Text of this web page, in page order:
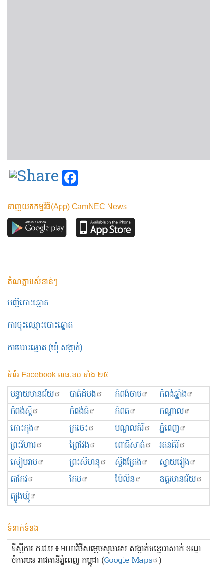
ទាញយកកម្មវិធី(App) CamNEC News
តំណភ្ជាប់សំខាន់ៗ
បញ្ជីបោះឆ្នោត
ការចុះឈ្មោះបោះឆ្នោត
ការបោះឆ្នោត (ឃុំ សង្កាត់)
ទំព័រ Facebook លធ.ខប ទាំង ២៥
បន្ទាយមានជ័យ បាត់ដំបង កំពង់ចាម
កំពង់ឆ្នាំង
កំពង់ស្ពឺ
កំពង់ធំ កំពត
កណ្ដាល
កោះកុង
ក្រចេះ មណ្ឌលគិរី
ភ្នំពេញ
ព្រះ​វិហារ
ព្រៃវែង ពោធិ៍សាត់
រតនគិរី
សៀមរាប
ព្រះសីហនុ ស្ទឹងត្រែង
ស្វាយរៀង
តាកែវ
កែប ប៉ៃលិន
ឧត្ដរមានជ័យ
ត្បូងឃ្មុំ
ទំនាក់ទំនង
ទីស្ដីការ គ.ជ.ប ៖ មហាវិថីសម្ដេចសុធារស សង្កាត់ទន្លេបាសាក់ ខណ្ឌ
ចំការមន រាជធានីភ្នំពេញ កម្ពុជា (Google Maps )